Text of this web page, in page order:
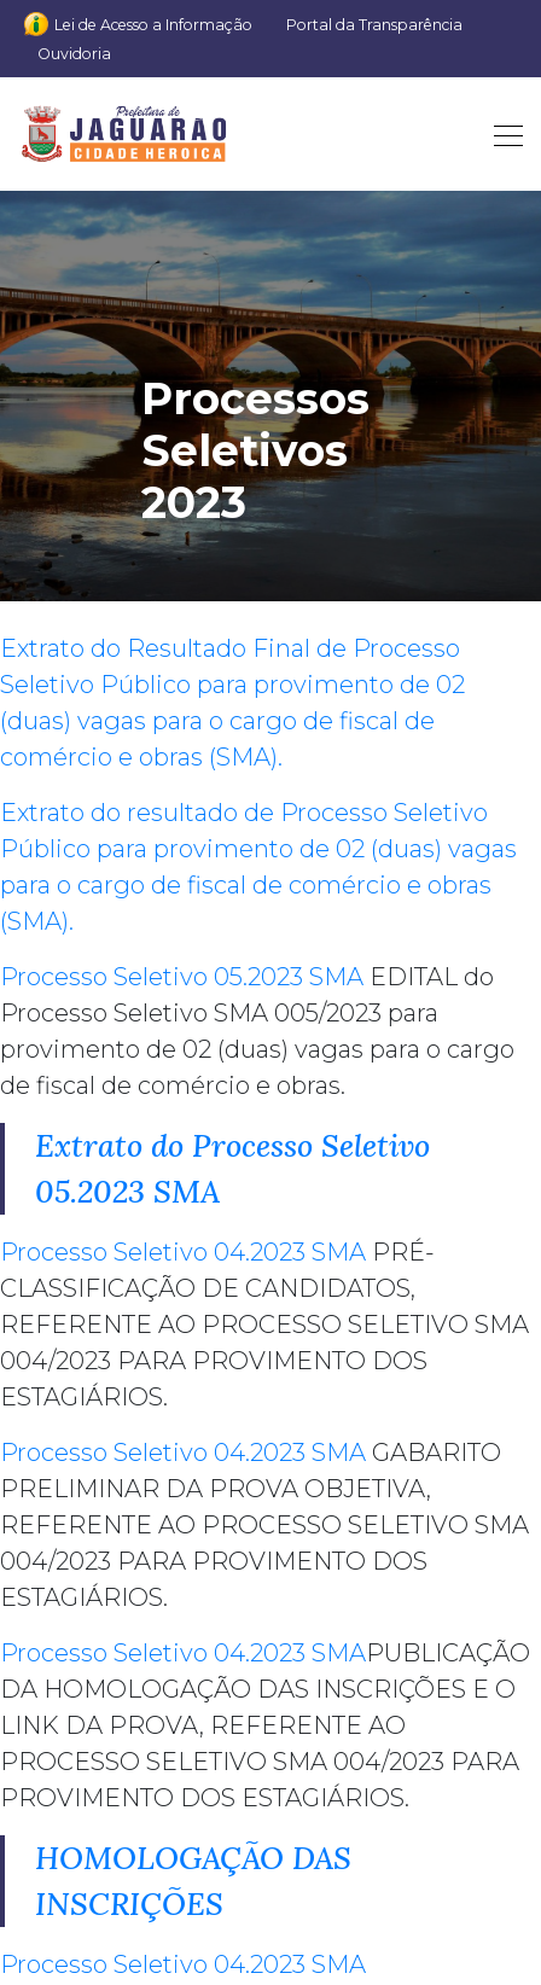
Lei de Acesso a Informação
Portal da Transparência
Ouvidoria
Processos
Seletivos
2023
Extrato do Resultado Final de Processo
Seletivo Público para provimento de 02
(duas) vagas para o cargo de fiscal de
comércio e obras (SMA).
Extrato do resultado de Processo Seletivo
Público para provimento de 02 (duas) vagas
para o cargo de fiscal de comércio e obras
(SMA).
Processo Seletivo 05.2023 SMA EDITAL do
Processo Seletivo SMA 005/2023 para
provimento de 02 (duas) vagas para o cargo
de fiscal de comércio e obras.
Extrato do Processo Seletivo
05.2023 SMA
Processo Seletivo 04.2023 SMA PRÉ-
CLASSIFICAÇÃO DE CANDIDATOS,
REFERENTE AO PROCESSO SELETIVO SMA
004/2023 PARA PROVIMENTO DOS
ESTAGIÁRIOS.
Processo Seletivo 04.2023 SMA GABARITO
PRELIMINAR DA PROVA OBJETIVA,
REFERENTE AO PROCESSO SELETIVO SMA
004/2023 PARA PROVIMENTO DOS
ESTAGIÁRIOS.
Processo Seletivo 04.2023 SMAPUBLICAÇÃO
DA HOMOLOGAÇÃO DAS INSCRIÇÕES E O
LINK DA PROVA, REFERENTE AO
PROCESSO SELETIVO SMA 004/2023 PARA
PROVIMENTO DOS ESTAGIÁRIOS.
HOMOLOGAÇÃO DAS
INSCRIÇÕES
Processo Seletivo 04.2023 SMA